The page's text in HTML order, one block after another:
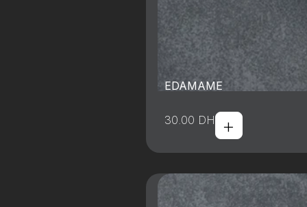
EDAMAME
30.00 DH +